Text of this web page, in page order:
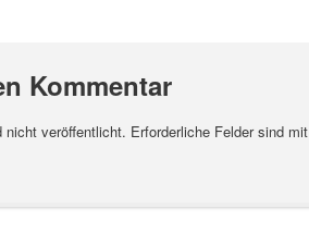
Kommentar
nicht veröffentlicht. Erforderliche Felder sind mit